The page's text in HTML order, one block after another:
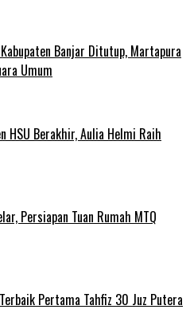
Banjar Ditutup, Martapura
Umum
HSU Berakhir, Aulia Helmi Raih
Persiapan Tuan Rumah MTQ
Pertama Tahfiz 30 Juz Putera